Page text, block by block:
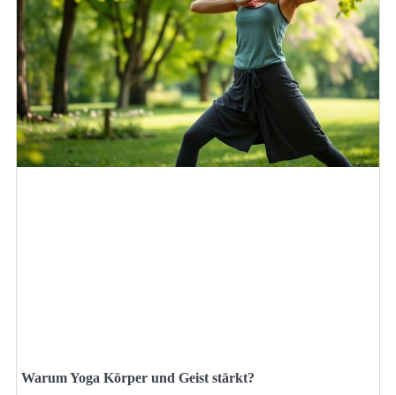
Warum Yoga Körper und Geist stärkt?